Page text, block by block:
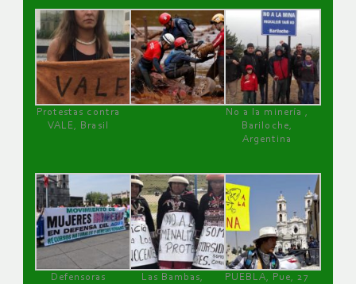
Protestas contra
VALE, Brasil
No a la minería ,
Bariloche,
Argentina
Defensoras
Las Bambas,
PUEBLA, Pue, 27